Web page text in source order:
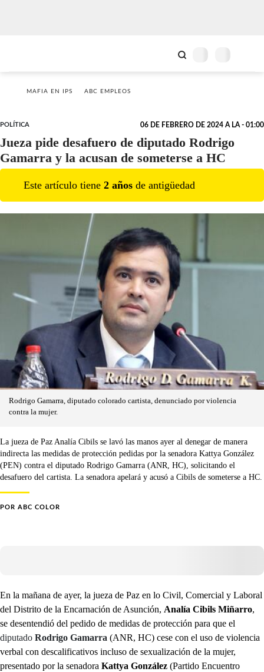
MAFIA EN IPS ABC EMPLEOS
POLÍTICA 06 DE FEBRERO DE 2024 A LA - 01:00
Jueza pide desafuero de diputado Rodrigo
Gamarra y la acusan de someterse a HC
Este artículo tiene 2 años de antigüedad
Rodrigo Gamarra, diputado colorado cartista, denunciado por violencia
contra la mujer.
La jueza de Paz Analía Cibils se lavó las manos ayer al denegar de manera
indirecta las medidas de protección pedidas por la senadora Kattya González
(PEN) contra el diputado Rodrigo Gamarra (ANR, HC), solicitando el
desafuero del cartista. La senadora apelará y acusó a Cibils de someterse a HC.
POR ABC COLOR
En la mañana de ayer, la jueza de Paz en lo Civil, Comercial y Laboral
del Distrito de la Encarnación de Asunción, Analía Cibils Miñarro,
se desentendió del pedido de medidas de protección para que el
diputado Rodrigo Gamarra (ANR, HC) cese con el uso de violencia
verbal con descalificativos incluso de sexualización de la mujer,
presentado por la senadora Kattya González (Partido Encuentro